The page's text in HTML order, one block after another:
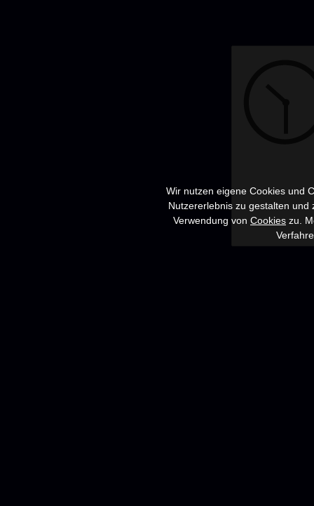
Wir nutzen eigene Cookies und
Nutzererlebnis zu gestalten
Verwendung von Cookies zu.